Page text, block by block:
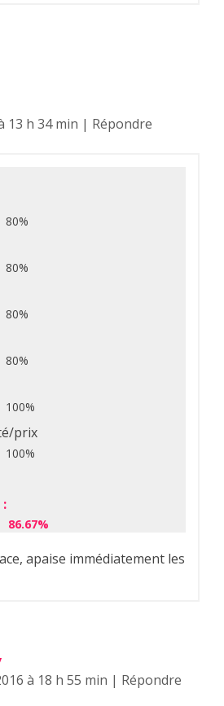
13 h 34 min | Répondre
80%
80%
80%
80%
100%
prix
100%
86.67%
apaise immédiatement les
à 18 h 55 min | Répondre